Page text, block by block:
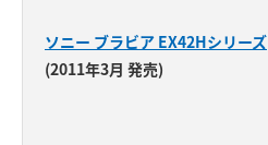
ソニー ブラビア EX42Hシリーズ
(2011年3月 発売)